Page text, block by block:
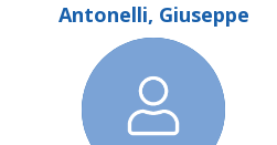
Antonelli, Giuseppe